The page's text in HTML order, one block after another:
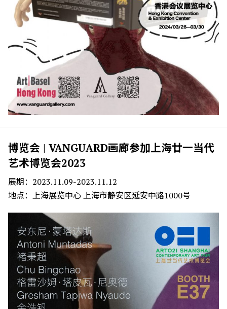
博览会 | VANGUARD画廊参加上海廿一当代
艺术博览会2023
展期：2023.11.09-2023.11.12
地点：上海展览中心 上海市静安区延安中路1000号